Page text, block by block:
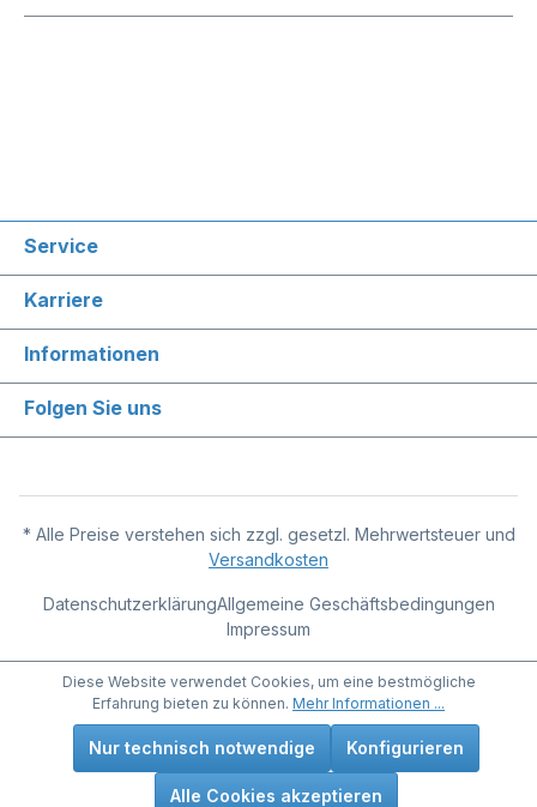
Service
Karriere
Informationen
Folgen Sie uns
* Alle Preise verstehen sich zzgl. gesetzl. Mehrwertsteuer und
Versandkosten
DatenschutzerklärungAllgemeine Geschäftsbedingungen
Impressum
Diese Website verwendet Cookies, um eine bestmögliche
Erfahrung bieten zu können. Mehr Informationen ...
Nur technisch notwendige Konfigurieren
Alle Cookies akzeptieren